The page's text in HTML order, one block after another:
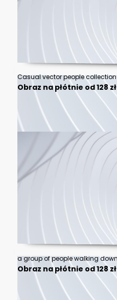
Obraz na płótnie od 128 zł
Obraz na płótnie od 128 zł